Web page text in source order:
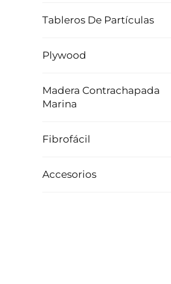
Tableros De Partículas
Plywood
Madera Contrachapada
Marina
Fibrofácil
Accesorios